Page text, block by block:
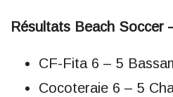
Résultats Beach Soccer
CF-Fita 6 – 5
Cocoteraie 6 – 5